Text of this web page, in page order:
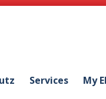
Services My